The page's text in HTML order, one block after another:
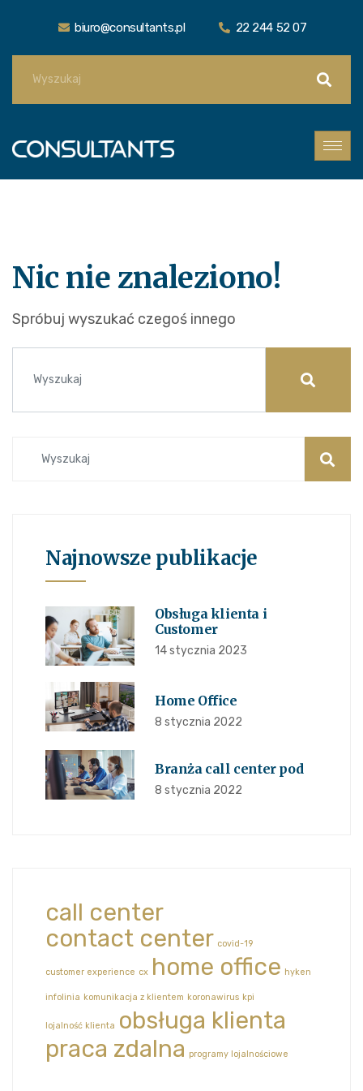
biuro@consultants.pl 22 244 52 07
Nic nie znaleziono!
Spróbuj wyszukać czegoś innego
Najnowsze publikacje
Obsługa klienta i
Customer
14 stycznia 2023
Home Office
8 stycznia 2022
Branża call center pod
8 stycznia 2022
call center
contact center covid-19
customer experience cx home office hyken
infolinia komunikacja z klientem koronawirus kpi
lojalność klienta obsługa klienta
praca zdalna programy lojalnościowe